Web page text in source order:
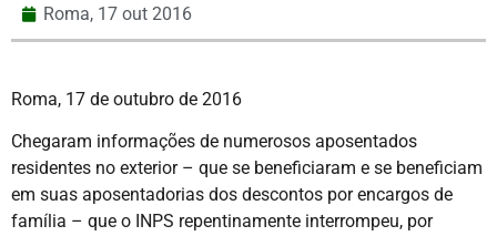
Roma, 17 out 2016
Roma, 17 de outubro de 2016
Chegaram informações de numerosos aposentados
residentes no exterior – que se beneficiaram e se beneficiam
em suas aposentadorias dos descontos por encargos de
família – que o INPS repentinamente interrompeu, por